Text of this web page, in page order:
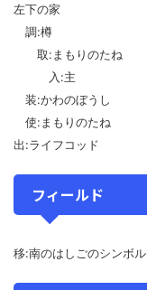
左下の家
調:樽
取:まもりのたね
入:主
装:かわのぼうし
使:まもりのたね
出:ライフコッド
フィールド
移:南のはしごのシンボル